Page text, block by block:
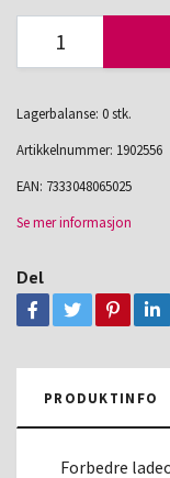
Lagerbalanse: 0 stk.
Artikkelnummer: 1902556
EAN: 7333048065025
Se mer informasjon
Del
PRODUKTINFO
Forbedre